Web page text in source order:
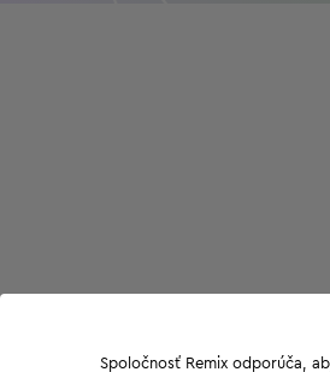
Spoločnosť Remix odporúča,